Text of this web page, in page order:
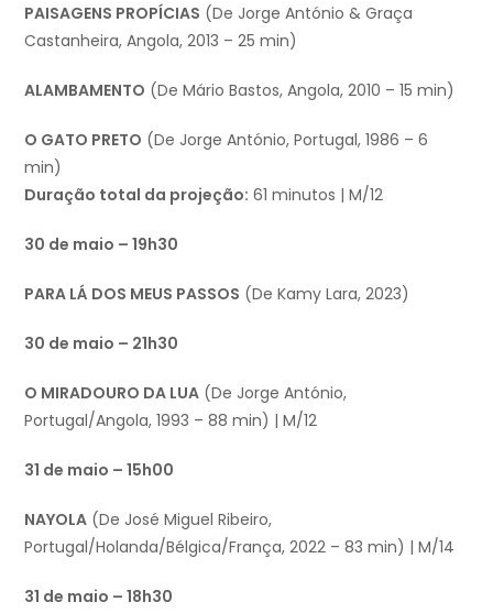
PAISAGENS PROPÍCIAS (De Jorge António & Graça
Castanheira, Angola, 2013 – 25 min)
ALAMBAMENTO (De Mário Bastos, Angola, 2010 – 15 min)
O GATO PRETO (De Jorge António, Portugal, 1986 – 6
min)
Duração total da projeção: 61 minutos | M/12
30 de maio – 19h30
PARA LÁ DOS MEUS PASSOS (De Kamy Lara, 2023)
30 de maio – 21h30
O MIRADOURO DA LUA (De Jorge António,
Portugal/Angola, 1993 – 88 min) | M/12
31 de maio – 15h00
NAYOLA (De José Miguel Ribeiro,
Portugal/Holanda/Bélgica/França, 2022 – 83 min) | M/14
31 de maio – 18h30